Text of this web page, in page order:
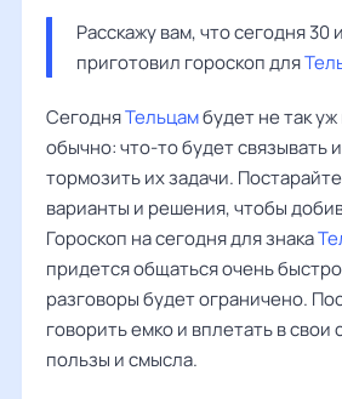
Расскажу вам, что сегодня 30
приготовил гороскоп для
СегодняТельцамбудет не так
обычно: что-то будет связывать
тормозить их задачи.
варианты и решения, чтобы
Гороскоп на сегодня для знака
придется общаться очень
разговоры будет ограничено.
говорить емко и вплетать в свои
пользы и смысла.